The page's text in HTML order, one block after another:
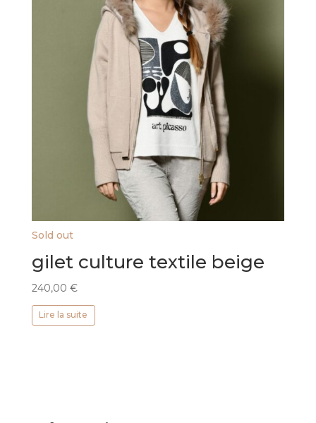
la
page
du
produit
Sold out
gilet culture textile beige
240,00 €
Lire la suite